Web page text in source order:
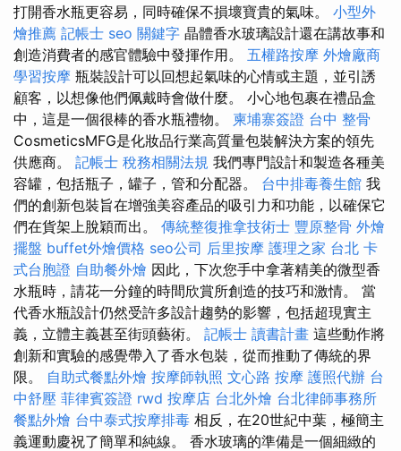
打開香水瓶更容易，同時確保不損壞寶貴的氣味。 小型外
燴推薦 記帳士 seo 關鍵字 晶體香水玻璃設計還在講故事和
創造消費者的感官體驗中發揮作用。 五權路按摩 外燴廠商
學習按摩 瓶裝設計可以回想起氣味的心情或主題，並引誘
顧客，以想像他們佩戴時會做什麼。 小心地包裹在禮品盒
中，這是一個很棒的香水瓶禮物。 柬埔寨簽證 台中 整骨
CosmeticsMFG是化妝品行業高質量包裝解決方案的領先
供應商。 記帳士 稅務相關法規 我們專門設計和製造各種美
容罐，包括瓶子，罐子，管和分配器。 台中排毒養生館 我
們的創新包裝旨在增強美容產品的吸引力和功能，以確保它
們在貨架上脫穎而出。 傳統整復推拿技術士 豐原整骨 外燴
擺盤 buffet外燴價格 seo公司 后里按摩 護理之家 台北 卡
式台胞證 自助餐外燴 因此，下次您手中拿著精美的微型香
水瓶時，請花一分鐘的時間欣賞所創造的技巧和激情。 當
代香水瓶設計仍然受許多設計趨勢的影響，包括超現實主
義，立體主義甚至街頭藝術。 記帳士 讀書計畫 這些動作將
創新和實驗的感覺帶入了香水包裝，從而推動了傳統的界
限。 自助式餐點外燴 按摩師執照 文心路 按摩 護照代辦 台
中舒壓 菲律賓簽證 rwd 按摩店 台北外燴 台北律師事務所
餐點外燴 台中泰式按摩排毒 相反，在20世紀中葉，極簡主
義運動慶祝了簡單和純線。 香水玻璃的準備是一個細緻的